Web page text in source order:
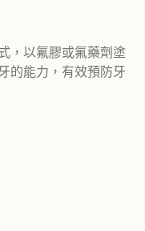
，以氟膠或氟藥劑塗
的能力，有效預防牙